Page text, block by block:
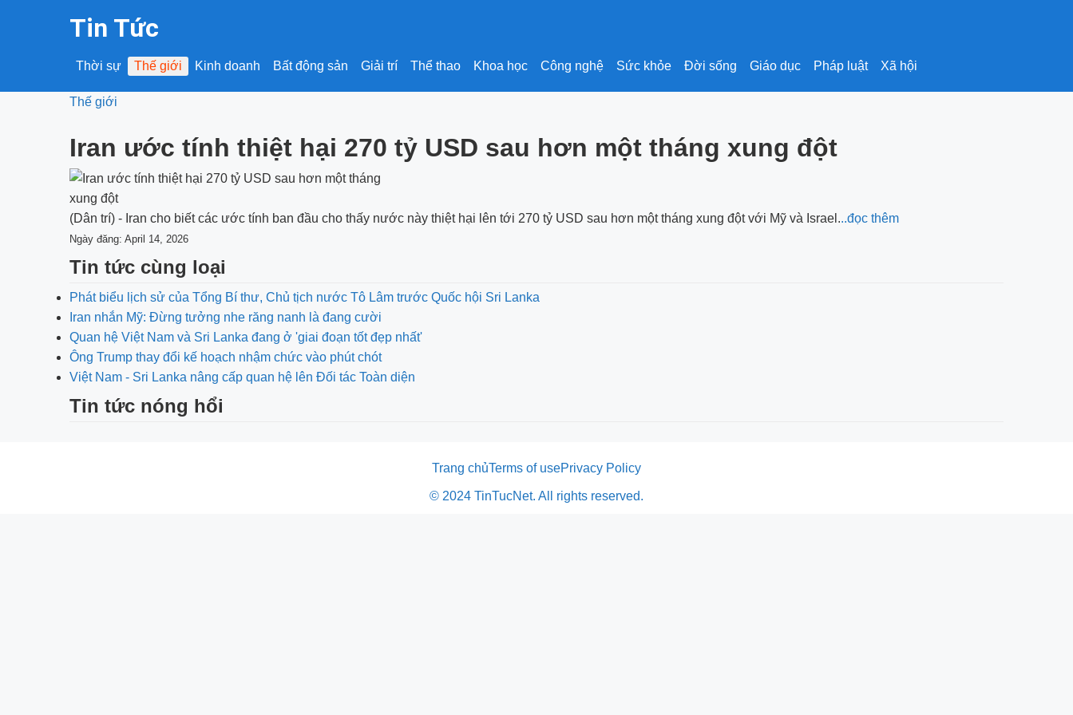
Tin Tức
Thời sự Thế giới Kinh doanh Bất động sản Giải trí Thể thao Khoa học Công nghệ Sức khỏe Đời sống Giáo dục Pháp luật Xã hội
Thế giới
Iran ước tính thiệt hại 270 tỷ USD sau hơn một tháng xung đột
(Dân trí) - Iran cho biết các ước tính ban đầu cho thấy nước này thiệt hại lên tới 270 tỷ USD sau hơn một tháng xung đột với Mỹ và Israel...đọc thêm
Ngày đăng: April 14, 2026
Tin tức cùng loại
Phát biểu lịch sử của Tổng Bí thư, Chủ tịch nước Tô Lâm trước Quốc hội Sri Lanka
Iran nhắn Mỹ: Đừng tưởng nhe răng nanh là đang cười
Quan hệ Việt Nam và Sri Lanka đang ở 'giai đoạn tốt đẹp nhất'
Ông Trump thay đổi kế hoạch nhậm chức vào phút chót
Việt Nam - Sri Lanka nâng cấp quan hệ lên Đối tác Toàn diện
Tin tức nóng hổi
Trang chủTerms of usePrivacy Policy
© 2024 TinTucNet. All rights reserved.